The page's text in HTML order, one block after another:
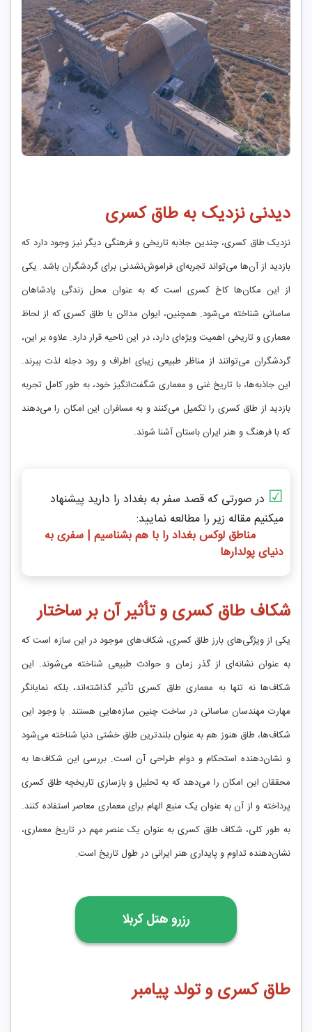
دیدنی نزدیک به طاق کسری
نزدیک طاق کسری، چندین جاذبه تاریخی و فرهنگی دیگر نیز وجود دارد که
بازدید از آن‌ها می‌تواند تجربه‌ای فراموش‌نشدنی برای گردشگران باشد. یکی
از این مکان‌ها کاخ کسری است که به عنوان محل زندگی پادشاهان
ساسانی شناخته می‌شود. همچنین، ایوان مدائن یا طاق کسری که از لحاظ
معماری و تاریخی اهمیت ویژه‌ای دارد، در این ناحیه قرار دارد. علاوه بر این،
گردشگران می‌توانند از مناظر طبیعی زیبای اطراف و رود دجله لذت ببرند.
این جاذبه‌ها، با تاریخ غنی و معماری شگفت‌انگیز خود، به طور کامل تجربه
بازدید از طاق کسری را تکمیل می‌کنند و به مسافران این امکان را می‌دهند
که با فرهنگ و هنر ایران باستان آشنا شوند.
☑ در صورتی که قصد سفر به بغداد را دارید پیشنهاد
میکنیم مقاله زیر را مطالعه نمایید:
مناطق لوکس بغداد را با هم بشناسیم | سفری به
دنیای پولدارها
شکاف طاق کسری و تأثیر آن بر ساختار
یکی از ویژگی‌های بارز طاق کسری، شکاف‌های موجود در این سازه است که
به عنوان نشانه‌ای از گذر زمان و حوادث طبیعی شناخته می‌شوند. این
شکاف‌ها نه تنها به معماری طاق کسری تأثیر گذاشته‌اند، بلکه نمایانگر
مهارت مهندسان ساسانی در ساخت چنین سازه‌هایی هستند. با وجود این
شکاف‌ها، طاق هنوز هم به عنوان بلندترین طاق خشتی دنیا شناخته می‌شود
و نشان‌دهنده استحکام و دوام طراحی آن است. بررسی این شکاف‌ها به
محققان این امکان را می‌دهد که به تحلیل و بازسازی تاریخچه طاق کسری
پرداخته و از آن به عنوان یک منبع الهام برای معماری معاصر استفاده کنند.
به طور کلی، شکاف طاق کسری به عنوان یک عنصر مهم در تاریخ معماری،
نشان‌دهنده تداوم و پایداری هنر ایرانی در طول تاریخ است.
رزرو هتل کربلا
طاق کسری و تولد پیامبر